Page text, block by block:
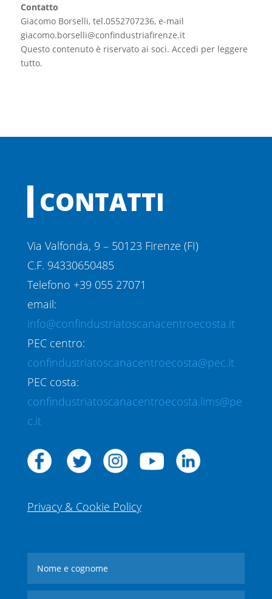
Contatto
Giacomo Borselli, tel.0552707236, e-mail
giacomo.borselli@confindustriafirenze.it
Questo contenuto è riservato ai soci. Accedi per leggere
tutto.
CONTATTI
Via Valfonda, 9 – 50123 Firenze (FI)
C.F. 94330650485
Telefono +39 055 27071
email:
info@confindustriatoscanacentroecosta.it
PEC centro:
confindustriatoscanacentroecosta@pec.it
PEC costa:
confindustriatoscanacentroecosta.lims@pe
c.it
Privacy & Cookie Policy